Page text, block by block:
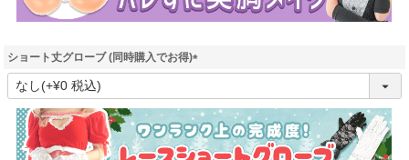
ショート丈グローブ (同時購入でお得)
(
須
)